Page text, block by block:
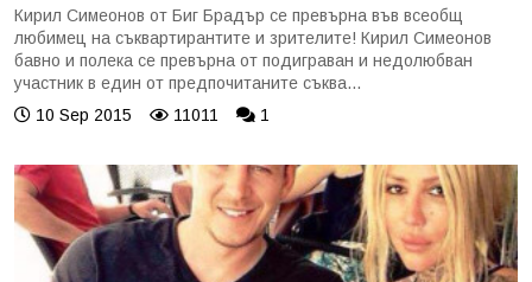
Кирил Симеонов от Биг Брадър се превърна във всеобщ
любимец на съквартирантите и зрителите! Кирил Симеонов
бавно и полека се превърна от подиграван и недолюбван
участник в един от предпочитаните съква...
10 Sep 2015
11011 1